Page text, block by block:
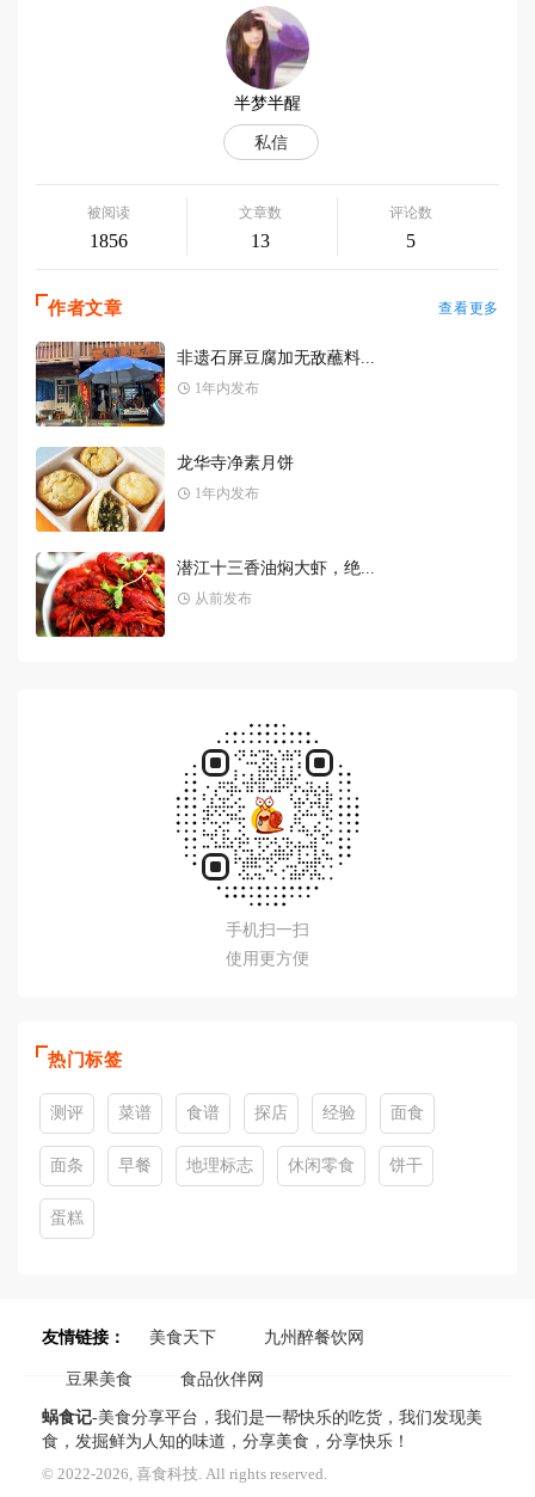
手机扫一扫
使用更方便
热门标签
测评 菜谱 食谱 探店 经验 面食
面条 早餐 地理标志 休闲零食 饼干
蛋糕
友情链接： 美食天下 九州醉餐饮网
豆果美食 食品伙伴网
蜗食记-美食分享平台，我们是一帮快乐的吃货，我们发现美
食，发掘鲜为人知的味道，分享美食，分享快乐！
© 2022-2026, 喜食科技. All rights reserved.